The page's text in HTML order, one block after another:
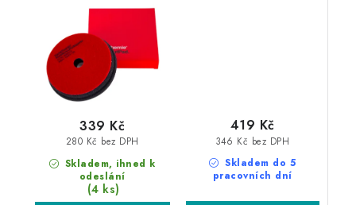
kotouč
Skladem, ihned k
odeslání
(4 ks)
280 Kč bez DPH
339 Kč
Skladem do 5
pracovních dní
346 Kč bez DPH
419 Kč